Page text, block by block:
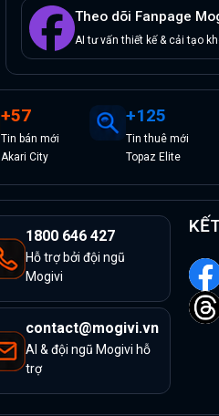
Theo dõi Fanpage
AI tư vấn thiết kế & cải tạo
+57
Tin bán mới
Akari City
+125
Tinthuê mới
Topaz Elite
1800 646 427
Hỗ trợ bởi đội ngũ
Mogivi
contact@mogivi.vn
AI & đội ngũ Mogivi hỗ
trợ